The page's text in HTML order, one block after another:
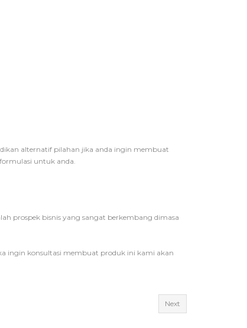
alternatif pilahan jika anda ingin membuat
untuk anda.
prospek bisnis yang sangat berkembang dimasa
ingin konsultasi membuat produk ini kami akan
Next